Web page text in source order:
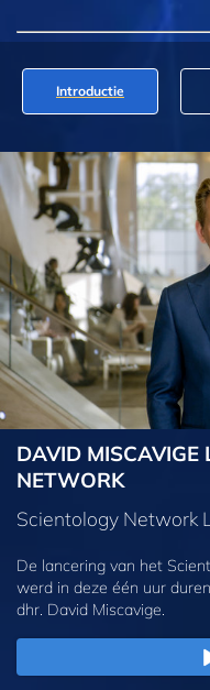
Introductie
DAVID MISCAVIGE
NETWORK
Scientology Network
De lancering van het
werd in deze één uur
dhr. David Miscavige.